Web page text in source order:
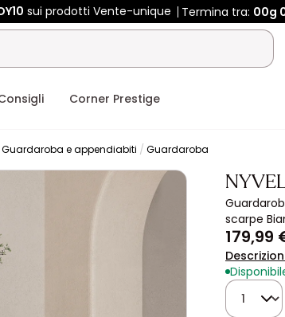
sui prodotti Vente-unique Termina tra: 00g
Corner Prestige
Guardaroba e appendiabiti Guardaroba
scarpe
179,99
Quantità